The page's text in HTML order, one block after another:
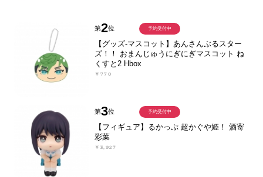
第2位
【グッズ-マスコット】あんさんぶるスター
ズ！！ おまんじゅうにぎにぎマスコット ね
くすと2 Hbox
￥770
予約受付中
第3位
【フィギュア】るかっぷ 超かぐや姫！ 酒寄
彩葉
￥3,927
予約受付中